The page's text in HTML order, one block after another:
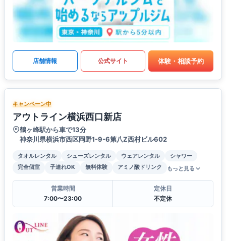
店舗情報 公式サイト 体験・相談予約
キャンペーン中
アウトライン横浜西口新店
鶴ヶ峰駅から車で13分
神奈川県横浜市西区岡野1-9-6第八Z西村ビル602
タオルレンタル シューズレンタル ウェアレンタル
シャワー
完全個室
子連れOK 無料体験 アミノ酸ドリンク もっと見る
営業時間
7:00〜23:00
定休日
不定休